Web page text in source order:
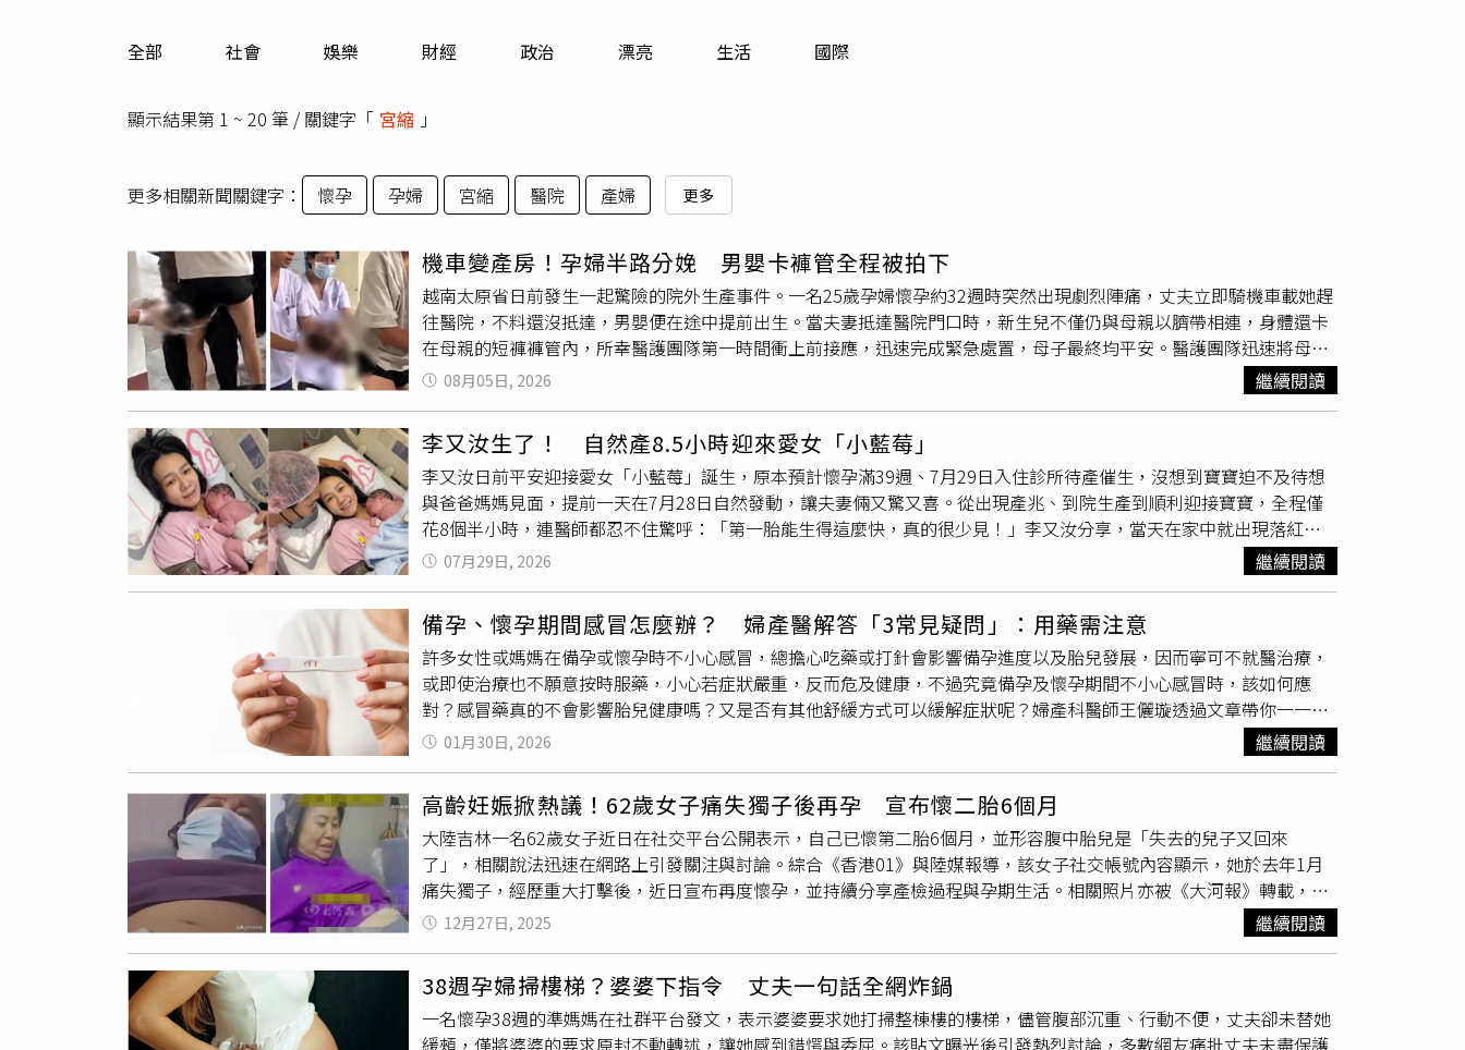
運勢
全部 社會 娛樂 財經 政治 漂亮 生活 國際
顯示結果第 1 ~ 20 筆 / 關鍵字「 宮縮 」
更多相關新聞關鍵字： 懷孕 孕婦 宮縮 醫院 產婦 更多
機車變產房！孕婦半路分娩 男嬰卡褲管全程被拍下
越南太原省日前發生一起驚險的院外生產事件。一名25歲孕婦懷孕約32週時突然出現劇烈陣痛，丈夫立即騎機車載她趕
往醫院，不料還沒抵達，男嬰便在途中提前出生。當夫妻抵達醫院門口時，新生兒不僅仍與母親以臍帶相連，身體還卡
在母親的短褲褲管內，所幸醫護團隊第一時間衝上前接應，迅速完成緊急處置，母子最終均平安。醫護團隊迅速將母子
送入產房，完成剪臍帶、保暖及後續醫療處置，順利化解危機。（圖／翻攝自phunumoi.net.vn）綜合越南媒體報導，
事發當天上午，孕婦產程突然快速進展，夫妻倆根本來不及準備待產用品，也顧不得穿鞋，就急忙騎著機車直奔醫院，
求助。機車剛停在醫院門口，醫護人員便發現嬰兒已經出生，由於臍帶尚未剪斷，新生兒仍與母親相連，整個身體還卡
在褲管內。醫療團隊立即展開分工，一方面請孕婦暫時保持站立，避免移動時擠壓到嬰兒；另一方面由丈夫小心將妻子
抱離機車，再由護理人員雙手穩穩托住剛出生的男嬰，全程配合母親移動速度，避免臍帶受到拉扯。現場監視器畫面隨
後在網路曝光，只見赤腳的孕婦神情痛苦、體力明顯透支，丈夫一路抱著她快步奔向醫院，醫護人員則緊跟在旁，一人
抱著仍連著臍帶的新生兒，一人推著擔架，其他人則協助開道，整個救援過程不到幾分鐘，卻讓不少目擊民眾看得屏
息，也有網友形容：「如果沒有監視器拍下，真的很難相信會發生這種事。」母子被送入產房後，醫護立即替新生兒保
暖、完成無菌處置及剪斷臍帶，同時替產婦進行產後檢查與後續照護。院方表示，這名孕婦過去曾因有流產風險多次住
院安胎，此次為第4胎，因懷孕僅約32週便生產，屬於早產。男嬰出生時體重約2公斤，生命徵象穩定，接受必要的新生
兒檢查及接種B型肝炎疫苗後，目前母子健康狀況良好，已順利度過這場驚魂記。醫師指出，俗稱「生在路上」的院外
生產，是指孕婦尚未抵達醫療院所便完成分娩，最常發生於前往醫院途中或家中，尤其經產婦因產程較快，更容易遇到
這類情況。若缺乏專業醫療協助，不僅產婦可能面臨產後大出血、胎盤滯留、嚴重撕裂傷甚至休克等風險，新生兒也可
能因感染、失溫、呼吸道阻塞或臍帶處理不當而危及生命。醫師提醒，懷孕進入後期後，尤其32週以後，孕婦及家屬應
密切留意規律宮縮、破水、見紅等產兆，一旦出現相關症狀，就應立即前往醫院，不要等到疼痛加劇才出發。若真的來
不及抵達醫療院所便生產，應第一時間聯絡救護人員，保持產婦平躺、替新生兒做好保暖，切勿自行剪斷臍帶，再盡快
將母嬰送往最近的醫院接受完整治療，以降低併發症發生的風險。
08月05日, 2026 繼續閱讀
李又汝生了！ 自然產8.5小時迎來愛女「小藍莓」
李又汝日前平安迎接愛女「小藍莓」誕生，原本預計懷孕滿39週、7月29日入住診所待產催生，沒想到寶寶迫不及待想
與爸爸媽媽見面，提前一天在7月28日自然發動，讓夫妻倆又驚又喜。從出現產兆、到院生產到順利迎接寶寶，全程僅
花8個半小時，連醫師都忍不住驚呼：「第一胎能生得這麼快，真的很少見！」李又汝分享，當天在家中就出現落紅、
規律宮縮等產兆，到診所時原本以為已經開了不少，沒想到檢查後竟然只有一指，卻已經痛到受不了，立刻拜託醫師提
早施打減痛分娩。醫師當時提醒，太早打減痛可能讓產程變慢，但她笑說：「真的太痛了，只想趕快打！」然而，即使
施打減痛後，開到兩指時仍舊痛到難以招架。她透露，當時只好請老公在身旁為自己禱告，沒想到老公還沒禱告完，她
竟然就睡著了。再次醒來時，宮口竟然已經直接開到四指，產程瞬間像「開外掛」般加速，最後從到院到順利生產，只
花了8.5小時，讓醫護人員都直呼不可思議。回想第一次見到女兒的瞬間，李又汝笑說，腦中第一個念頭竟然是：「不是
都說剛出生的嬰兒很醜嗎？我們家藍莓怎麼會這麼可愛？還是是因為賀爾蒙作祟，才覺得她特別可愛？」李又汝坦言，
懷孕期間最擔心的就是自然產會痛很久，甚至一度考慮剖腹產。不過寶寶一路都非常配合，最後一次產檢體重約3100公
克，不僅胎位早早轉正，也已經面朝下，完全符合自然產條件，因此在醫師鼓勵下決定挑戰自然產。雖然陣痛的痛感依
舊難忘，但她開心表示，整個生產過程比想像中順利許多，產後恢復速度更讓她驚喜，「生完四個小時後，我居然就可
以慢慢下床、自己走去上廁所。」如今母女均安，也正式展開一家三口的新生活，她也期待未來能陪伴「小藍莓」健康
快樂地成長。
07月29日, 2026 繼續閱讀
備孕、懷孕期間感冒怎麼辦？ 婦產醫解答「3常見疑問」：用藥需注意
許多女性或媽媽在備孕或懷孕時不小心感冒，總擔心吃藥或打針會影響備孕進度以及胎兒發展，因而寧可不就醫治療，
或即使治療也不願意按時服藥，小心若症狀嚴重，反而危及健康，不過究竟備孕及懷孕期間不小心感冒時，該如何應
對？感冒藥真的不會影響胎兒健康嗎？又是否有其他舒緩方式可以緩解症狀呢？婦產科醫師王儷璇透過文章帶你一一一
破解迷思，陪你一起迎接寶寶到來！備孕和懷孕期間感冒，怎麼辦？王儷璇表示，無論是備孕或懷孕期間不小心感冒，
必要時都可第一時間主動告知醫師，除了給予用藥建議，也能提供日常居家照護的衛教資訊，讓備孕女性及媽媽們能夠
狀，建議可以直接尋求婦產科醫師的協助，原因在於婦產科醫師較熟悉孕期安全用藥分級，也能同步檢查胎兒的健康，
以確保感冒是否有影響宮縮或胎動異常。2.避免亂服藥或購買成藥吃：王儷璇指出，無論是懷孕或備孕期間感冒在所難
免，並非不能吃藥，而是要別亂用藥，若出現發燒的症狀，也不代表是感冒惡化，但是不建議「常規使用」退燒藥，因
為退燒藥可能會延長病程，建議透過醫師專業指導，進行安全用藥。3.留意重症徵兆：懷孕期間免疫力較低，因此，也
別輕忽任何小感冒，若出現呼吸困難、持續高燒、胎動異常等情況時，應盡快就醫檢查。▲【圖／衛生福利部國民健康
署孕產兒關懷網站】懷孕、備孕用藥5等級 守護母嬰健康這樣做王儷璇指出，許多女性在懷孕時，面對病毒的來勢洶
洶，寧可自己受苦也不要胎兒受到影響，事實上，只要尋求專業的醫師協助，並且了解用藥安全的重要性，不僅能夠幫
助自己減緩症狀的不適，也能守住胎兒健康，根據FDA(美國食品藥物管理局 )針對懷孕用藥分為五個等級如下：A級：在
針對孕婦的研究中，尚未證明在懷孕初期對胎兒有風險。B級：在針對動物的實驗研究中，並未證明對胎兒有風險。C
01月30日, 2026 繼續閱讀
高齡妊娠掀熱議！62歲女子痛失獨子後再孕 宣布懷二胎6個月
大陸吉林一名62歲女子近日在社交平台公開表示，自己已懷第二胎6個月，並形容腹中胎兒是「失去的兒子又回來
了」，相關說法迅速在網路上引發關注與討論。綜合《香港01》與陸媒報導，該女子社交帳號內容顯示，她於去年1月
痛失獨子，經歷重大打擊後，近日宣布再度懷孕，並持續分享產檢過程與孕期生活。相關照片亦被《大河報》轉載，引
發輿論熱議。消息曝光後，網民看法分歧。部分留言質疑孩子未來的照顧與生活安排，也有人憂心高齡生產對母體造成
的巨大負擔；另有聲音則認為，喪子之痛難以承受，重新懷孕或能成為精神寄託，對當事人而言是一種撫慰。醫學界則
對此提出風險提醒。臨床上，懷孕年齡達或超過35歲即被列為高齡孕產婦。南方醫科大學第三附屬醫院》產科主任萬
波》指出，高齡孕產婦在孕前、分娩期與產後，均面臨較多危險因素，容易出現胎膜早破、早產、胎兒生長受限或巨大
兒等情況，對母嬰安全構成威脅。萬波進一步說明，高齡產婦在分娩過程中，子宮收縮力較差，較易出現產程延長、宮
12月27日, 2025 繼續閱讀
38週孕婦掃樓梯？婆婆下指令 丈夫一句話全網炸鍋
一名懷孕38週的準媽媽在社群平台發文，表示婆婆要求她打掃整棟樓的樓梯，儘管腹部沉重、行動不便，丈夫卻未替她